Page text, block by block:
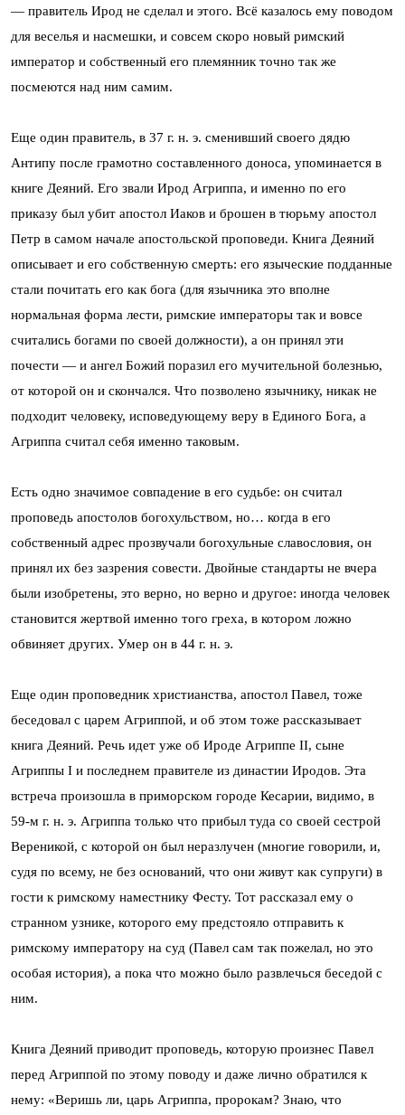
— правитель Ирод не сделал и этого. Всё казалось ему поводом
для веселья и насмешки, и совсем скоро новый римский
император и собственный его племянник точно так же
посмеются над ним самим.
Еще один правитель, в 37 г. н. э. сменивший своего дядю
Антипу после грамотно составленного доноса, упоминается в
книге Деяний. Его звали Ирод Агриппа, и именно по его
приказу был убит апостол Иаков и брошен в тюрьму апостол
Петр в самом начале апостольской проповеди. Книга Деяний
описывает и его собственную смерть: его языческие подданные
стали почитать его как бога (для язычника это вполне
нормальная форма лести, римские императоры так и вовсе
считались богами по своей должности), а он принял эти
почести — и ангел Божий поразил его мучительной болезнью,
от которой он и скончался. Что позволено язычнику, никак не
подходит человеку, исповедующему веру в Единого Бога, а
Агриппа считал себя именно таковым.
Есть одно значимое совпадение в его судьбе: он считал
проповедь апостолов богохульством, но… когда в его
собственный адрес прозвучали богохульные славословия, он
принял их без зазрения совести. Двойные стандарты не вчера
были изобретены, это верно, но верно и другое: иногда человек
становится жертвой именно того греха, в котором ложно
обвиняет других. Умер он в 44 г. н. э.
Еще один проповедник христианства, апостол Павел, тоже
беседовал с царем Агриппой, и об этом тоже рассказывает
книга Деяний. Речь идет уже об Ироде Агриппе II, сыне
Агриппы I и последнем правителе из династии Иродов. Эта
встреча произошла в приморском городе Кесарии, видимо, в
59-м г. н. э. Агриппа только что прибыл туда со своей сестрой
Вереникой, с которой он был неразлучен (многие говорили, и,
судя по всему, не без оснований, что они живут как супруги) в
гости к римскому наместнику Фесту. Тот рассказал ему о
странном узнике, которого ему предстояло отправить к
римскому императору на суд (Павел сам так пожелал, но это
особая история), а пока что можно было развлечься беседой с
ним.
Книга Деяний приводит проповедь, которую произнес Павел
перед Агриппой по этому поводу и даже лично обратился к
нему: «Веришь ли, царь Агриппа, пророкам? Знаю, что